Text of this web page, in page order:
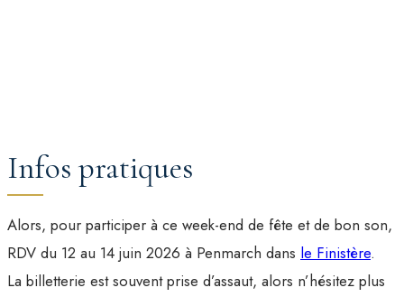
Infos pratiques
Alors, pour participer à ce week-end de fête et de bon son,
RDV du 12 au 14 juin 2026 à Penmarch dans le Finistère.
La billetterie est souvent prise d’assaut, alors n’hésitez plus